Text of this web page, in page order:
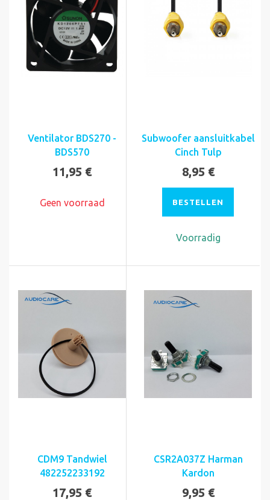
Ventilator BDS270 -
BDS570
11,95 €
Geen voorraad
Subwoofer aansluitkabel
Cinch Tulp
8,95 €
BESTELLEN
Voorradig
CDM9 Tandwiel
482252233192
17,95 €
CSR2A037Z Harman
Kardon
9,95 €